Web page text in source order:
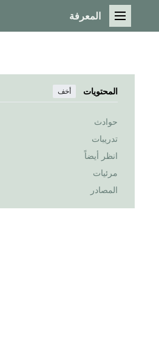
القائمة الرئيسية
المعرفة
المحتويات أخف
حوادث
تدريبات
انظر أيضاً
مرئيات
المصادر